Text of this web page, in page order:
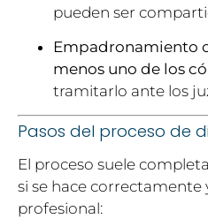
pueden ser
Empadronamiento
menos uno de los
tramitarlo ante los
Pasos del proceso de
El proceso suele
si se hace correctamente
profesional: